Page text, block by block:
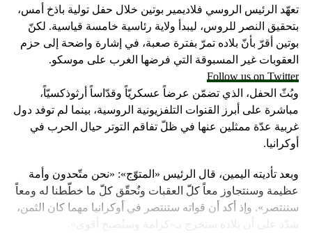
تعهّد الرئيس الروسي فلاديمير بوتين خلال حفل تولية باذخ أمس،
بتحقيق النصر للروس، ليبدأ ولاية رئاسية خامسة قياسية. لكنّ
بوتين أقرّ بأنّ بلاده تمرّ بفترة صعبة، في إشارة واضحة إلى حزم
العقوبات غير المسبوقة التي فرضها الغرب على موسكو.
Follow us on Twitter
وبُثّ الحفل، الذي تضمّن عرضاً عسكريّاً وقدّاساً أرثوذكسيّاً،
مباشرة على أبرز القنوات التلفزيونية الروسية، بينما لم توفد دول
غربية عدّة ممثلين عنها في ظلّ تفاقم التوتر حيال الحرب في
أوكرانيا.
وبعد تأديته اليمين، قال الرئيس «المتوّج»: «نحن متّحدون وأمة
عظيمة وسنتجاوز معاً كلّ العقبات ونُحقّق كلّ ما خطّطنا له ومعاً
سننتصر». وإذ أكد أن قواته ستنتصر في أوكرانيا مهما كان الثمن،
شدّد على أن بلاده ستخرج بـ»كرامة وستُصبح أقوى».